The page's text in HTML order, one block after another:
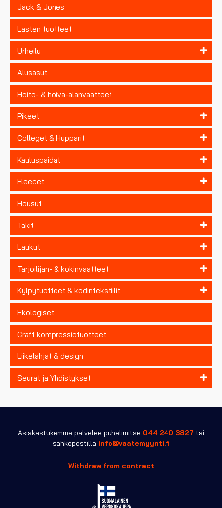
Jack & Jones
Lasten tuotteet
Urheilu
Alusasut
Hoito- & hoiva-alanvaatteet
Pikeet
Colleget & Hupparit
Kauluspaidat
Fleecet
Housut
Takit
Laukut
Tarjoilijan- & kokinvaatteet
Kylpytuotteet & kodintekstiilit
Ekologiset
Craft kompressiotuotteet
Liikelahjat & design
Seurat ja Yhdistykset
Asiakastukemme palvelee puhelimitse 044 240 3827 tai
sähköpostilla info@vaatemyynti.fi
Withdraw from contract